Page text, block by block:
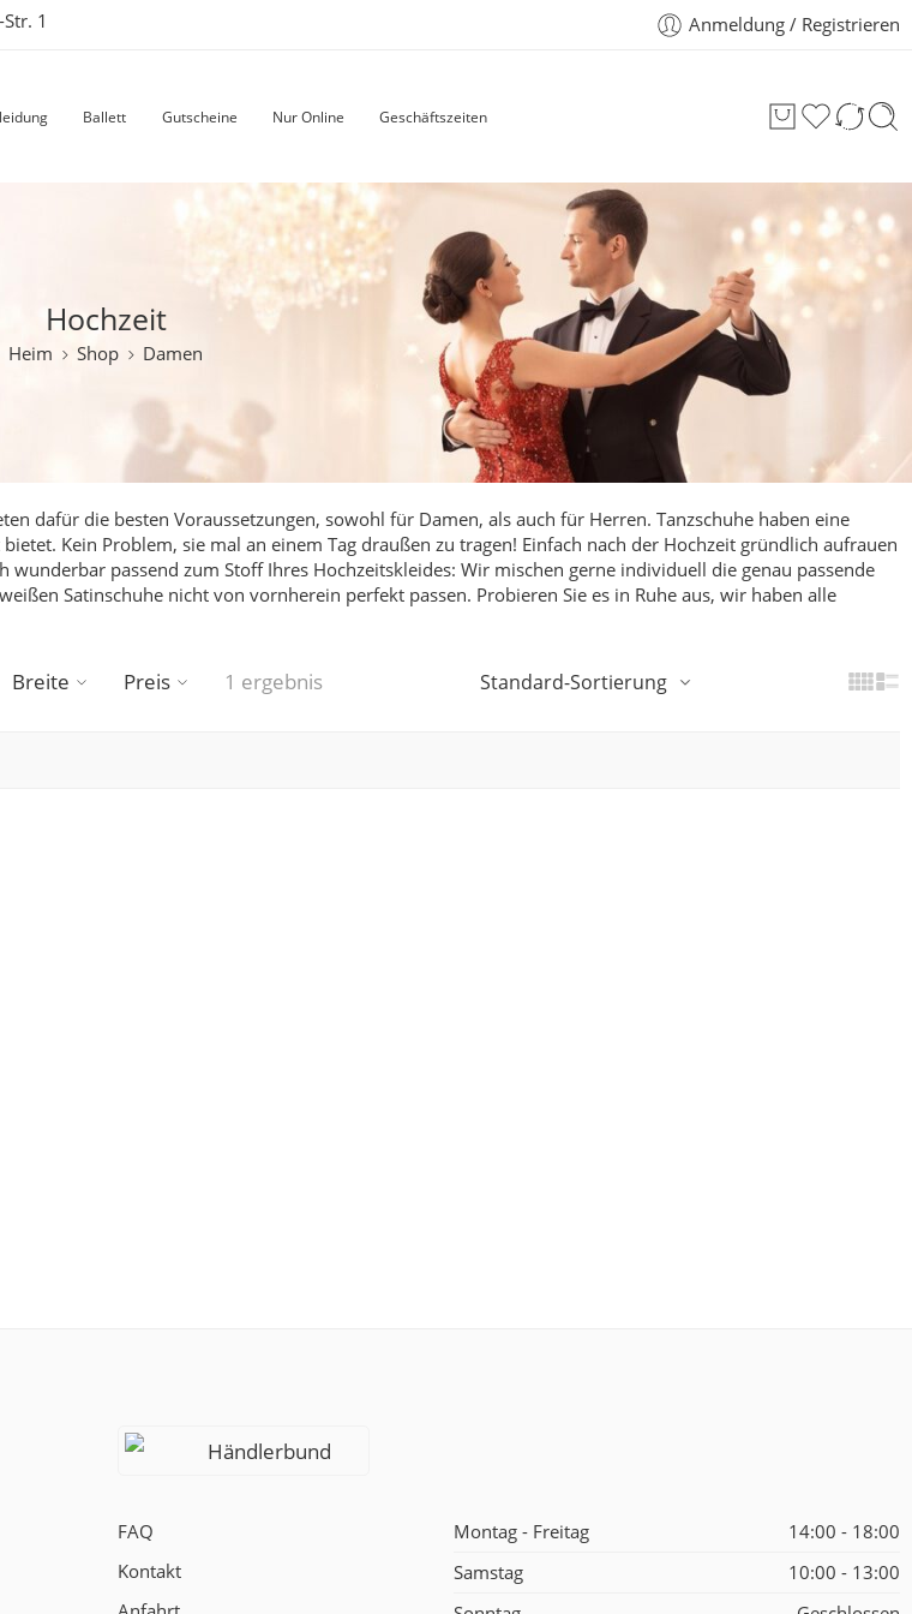
1 Anmeldung / Registrieren
Ballett Gutscheine Nur Online Geschäftszeiten
Hochzeit
Heim Shop Damen
dafür die besten Voraussetzungen, sowohl für Damen, als auch für Herren. Tanzschuhe haben eine
Kein Problem, sie mal an einem Tag draußen zu tragen! Einfach nach der Hochzeit gründlich aufrauen
wunderbar passend zum Stoff Ihres Hochzeitskleides: Wir mischen gerne individuell die genau passende
Satinschuhe nicht von vornherein perfekt passen. Probieren Sie es in Ruhe aus, wir haben alle
Breite Preis 1 ergebnis Standard-Sortierung
Händlerbund
FAQ
Kontakt
Montag - Freitag
14:00 - 18:00
Samstag
10:00 - 13:00